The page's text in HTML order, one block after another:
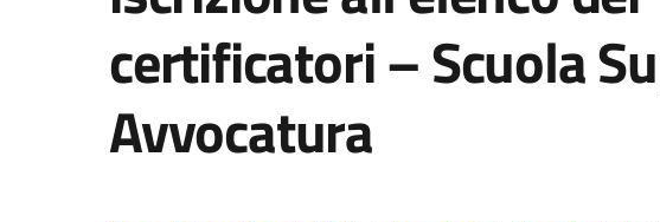
certificatori – Scuola
Avvocatura